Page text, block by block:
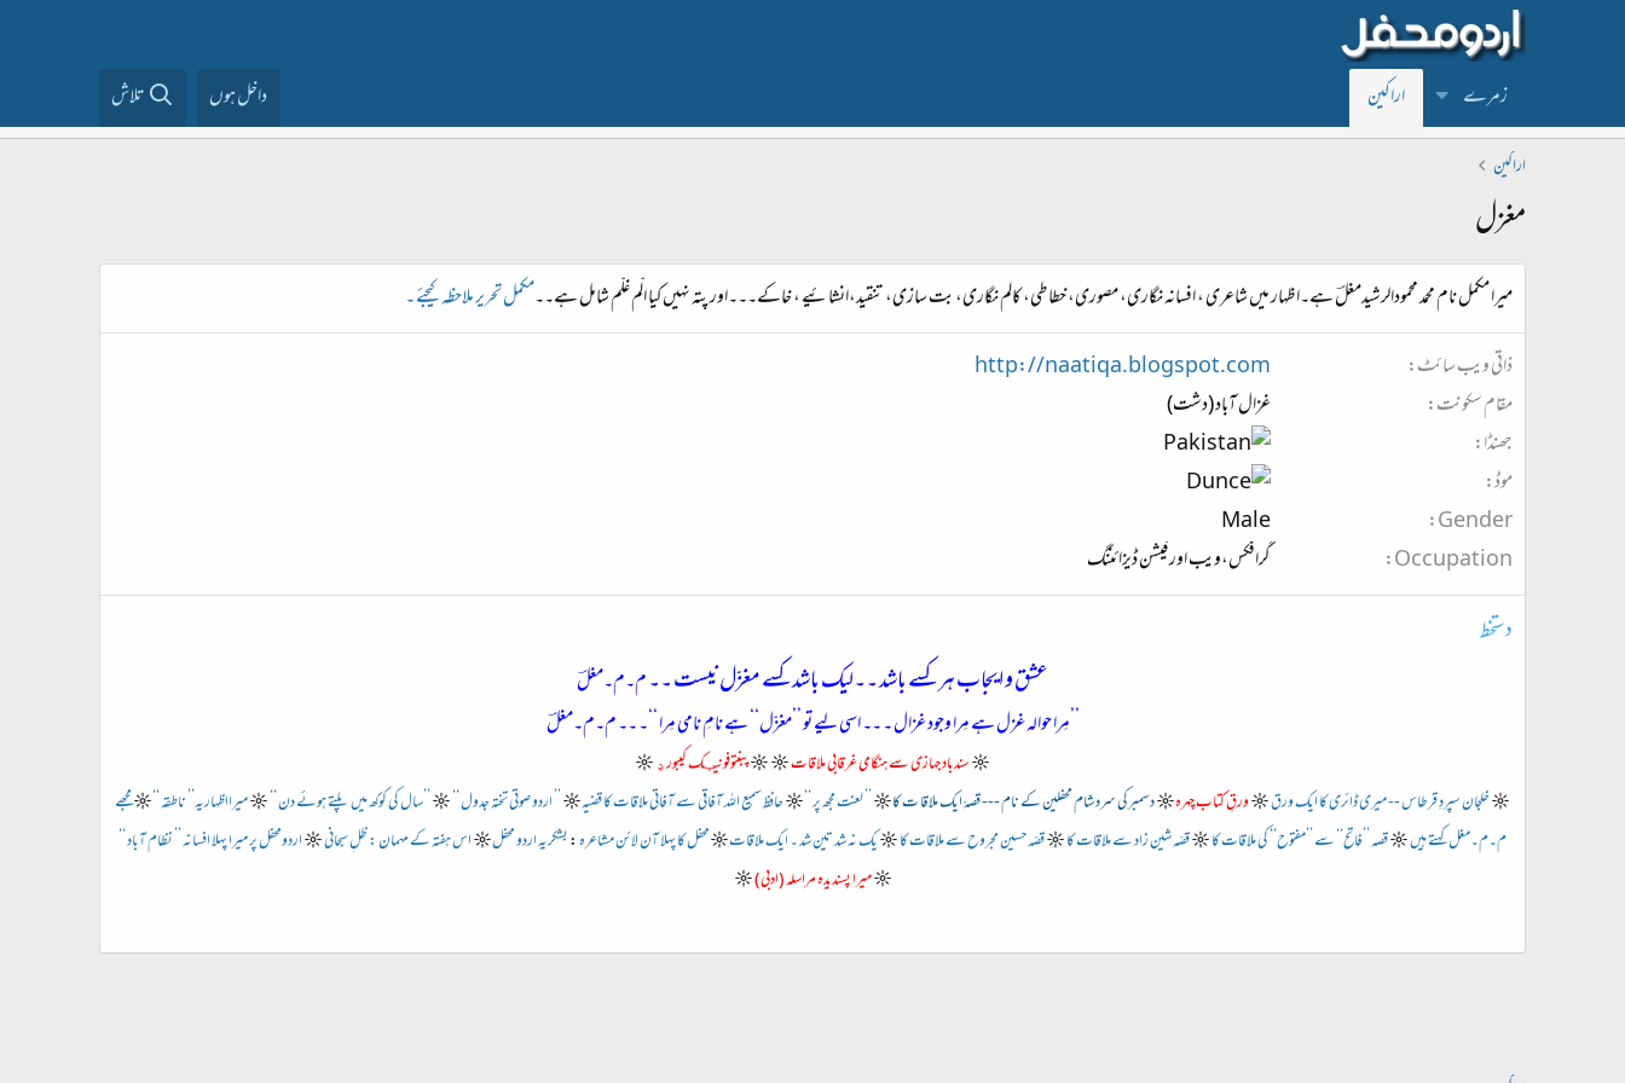
زمرے اراکین داخل ہوں تلاش
اراکین
مغزل
میرا مکمل نام محمد محمودالرشیدمغلؔ ہے۔اظہار میں شاعری ، افسانہ نگاری، مصوری، خطاطی، کالم نگاری، بت سازی، تنقید،انشائیے ، خاکے۔۔۔اور پتہ نہیں کیا الّم غلّم شامل ہے۔۔مکمل تحریر ملاحظہ کیجئے ۔
ذاتی ویب سائٹ
http://naatiqa.blogspot.com
مقام سکونت
غزال آباد (دشت)
جھنڈا
موڈ
Gender
Male
Occupation
گرافکس،ویب اور فیشن ڈیزائننگ
دستخط
عشق و ایجاب ہر کسے باشد ۔۔لیک باشد کسے مغزّل نیست ۔۔م۔م۔مغلؔ
’’مِرا حوالہ غزل ہے مِرا وجود غزال ۔ ۔۔ اسی لیے تو ’’مغزّل‘‘ ہے نامِ نامی مِرا ‘‘۔ ۔۔ م۔م۔مغلؔ
☼سندباد جہازی سے ہنگامی غرقابی ملاقات☼
☼پبنتوفونیټک کیبورډ☼
☼خلجان سپردِ قرطاس -- میری ڈائری کا ایک ورق☼ورقِ کتاب چہرہ☼دسمبرکی سرد شام محفلین کے نام--- قصہّ ایک ملاقا ت کا☼’’ لعنت مجھ پر ‘‘☼حافظ سمیع اللہ آفاقی سے آفاتی ملاقات کا قضیہ☼’’ اردو صوتی تختہ جدول ‘‘☼’’سال کی کوکھ میں پلتے ہوئے دن ‘‘☼میرااظہاریہ’’ ناطقہ ‘‘☼مجھے
م۔م۔مغل کہتے ہیں☼قصہ ’’فاتح‘‘ سے ’’مفتوح‘‘ کی ملاقات کا☼قصّہ شین زاد سے ملاقات کا☼قصّہ حسین مجروح سے ملاقات کا☼یک نہ شد تین شد ۔ ایک ملاقات☼محفل کا پہلا آن لائن مشاعرہ:بشکریہ اردو محفل☼اس ہفتہ کے مہمان : ظلِ سبحانی☼اردومحفل پر میرا پہلا افسانہ ’’ نظام آباد ‘‘
☼میرا پسندیدہ مراسلہ (ادبی)☼